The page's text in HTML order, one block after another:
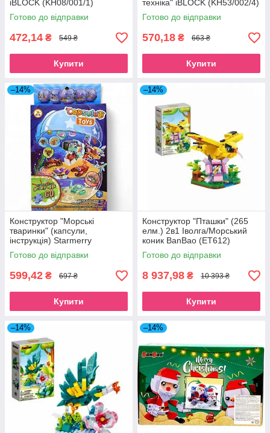
iBLOCK (KH08/001/1)
Готово до відправки
472,14 ₴ 549 ₴
Купити
техніка" iBLOCK (KH53/002/4)
Готово до відправки
570,18 ₴ 663 ₴
Купити
–14%
Конструктор "Морські
тваринки" (капсули,
інструкція) Starmerry
(SM5209A)
Готово до відправки
599,42 ₴ 697 ₴
Купити
–14%
Конструктор "Пташки" (265
елм.) 2в1 Іволга/Морський
коник BanBao (ET612)
Готово до відправки
8 937,98 ₴ 10 393 ₴
Купити
–14% –14%